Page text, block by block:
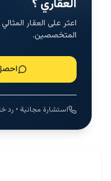
العقاري ؟
اعثر على العقار
المتخصصين.
استشارة مجانية • رد